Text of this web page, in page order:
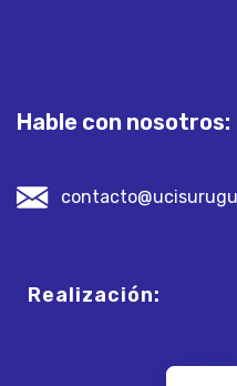
Hable con nosotros:
Realización: